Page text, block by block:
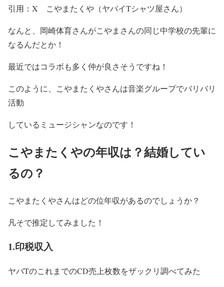
引用：X こやまたくや（ヤバイTシャツ屋さん）
なんと、 岡崎体育さんがこやまさんの同じ中学校の先輩に
なるんだとか！
最近ではコラボも多く仲が良さそうですね！
このように、 こやまたくやさんは音楽グループでバリバリ
活動
しているミュージシャンなのです！
こやまたくやの年収は？結婚してい
るの？
こやまたくやさんはどの位年収があるのでしょうか？
凡そで推定してみました！
1.印税収入
ヤバTのこれまでのCD売上枚数をザックリ調べてみた